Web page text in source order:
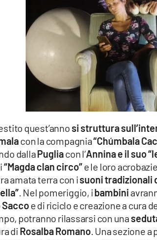
quest’anno si struttura
con la compagnia“Chúmbala
dallaPugliacon l’Annina e il suo
“Magda clan circo”e le loro
amata terra con isuoni tradizionali
. Nel pomeriggio, ibambini
Saccoe di riciclo e creazione a cura
potranno rilassarsi con una
di Rosalba Romano. Una sezione a